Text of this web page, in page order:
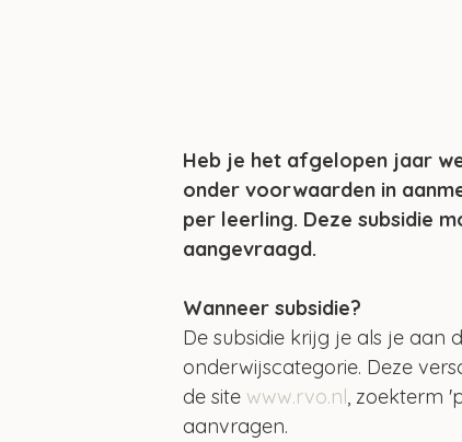
Heb je het afgelopen jaar
onder voorwaarden in
per leerling. Deze subsidie
aangevraagd.
Wanneer subsidie?
De subsidie krijg je als je
onderwijscategorie. Deze
de site www.rvo.nl, zoekterm
aanvragen.